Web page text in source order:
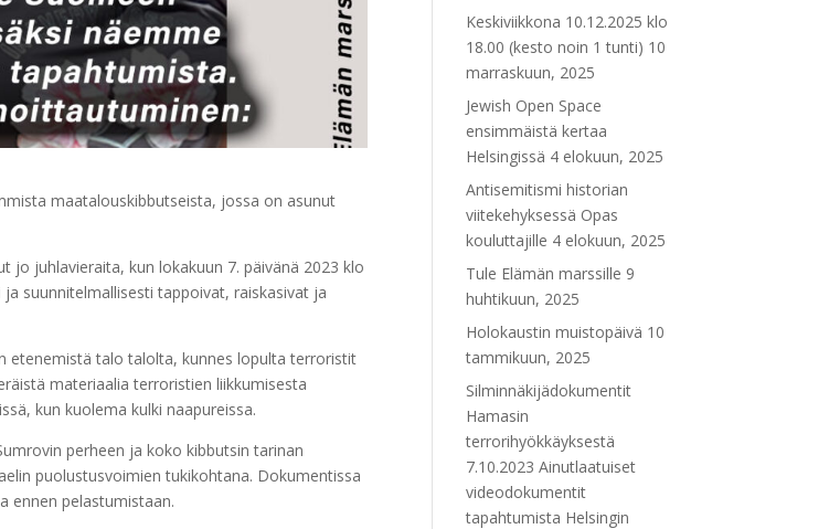
maatalouskibbutseista, jossa on asunut
jo juhlavieraita, kun lokakuun 7. päivänä 2023 klo
suunnitelmallisesti tappoivat, raiskasivat ja
etenemistä talo talolta, kunnes lopulta terroristit
materiaalia terroristien liikkumisesta
kun kuolema kulki naapureissa.
perheen ja koko kibbutsin tarinan
puolustusvoimien tukikohtana. Dokumentissa
ennen pelastumistaan.
Keskiviikkona 10.12.2025 klo
18.00 (kesto noin 1 tunti) 10
marraskuun, 2025
Jewish Open Space
ensimmäistä kertaa
Helsingissä 4 elokuun, 2025
Antisemitismi historian
viitekehyksessä Opas
kouluttajille 4 elokuun, 2025
Tule Elämän marssille 9
huhtikuun, 2025
Holokaustin muistopäivä 10
tammikuun, 2025
Silminnäkijädokumentit
Hamasin
terrorihyökkäyksestä
7.10.2023 Ainutlaatuiset
videodokumentit
tapahtumista Helsingin